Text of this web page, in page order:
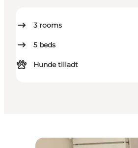
3 rooms
5 beds
Hunde tilladt